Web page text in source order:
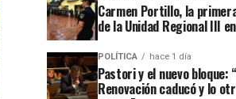
Carmen Portillo, la
de la Unidad Regional III
POLÍTICA hace 1 día
Pastori y el nuevo bloque:
Renovación caducó y lo